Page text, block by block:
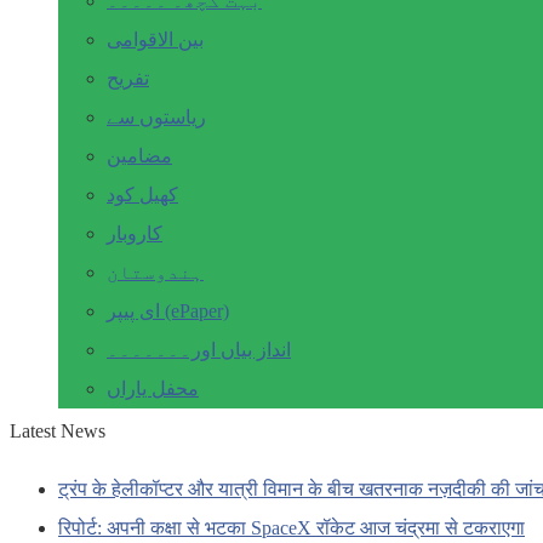
بین الاقوامی
تفریح
ریاستوں سے
مضامین
کھیل کود
کاروبار
ہندوستان
ای پیپر (ePaper)
انداز بیاں اور۔۔۔۔۔۔۔
محفل یاراں
Latest News
ट्रंप के हेलीकॉप्टर और यात्री विमान के बीच खतरनाक नज़दीकी की
रिपोर्ट: अपनी कक्षा से भटका SpaceX रॉकेट आज चंद्रमा से टकराएगा